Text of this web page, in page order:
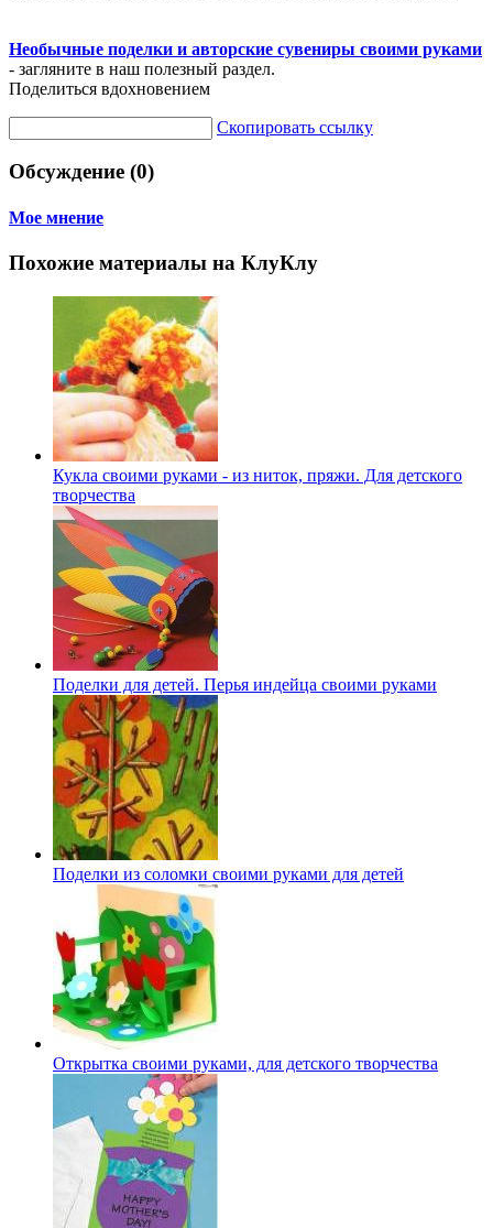
Необычные поделки и авторские сувениры своими руками
- загляните в наш полезный раздел.
Поделиться вдохновением
Скопировать ссылку
Обсуждение (0)
Мое мнение
Похожие материалы на КлуКлу
Кукла своими руками - из ниток, пряжи. Для детского
творчества
Поделки для детей. Перья индейца своими руками
Поделки из соломки своими руками для детей
Открытка своими руками, для детского творчества